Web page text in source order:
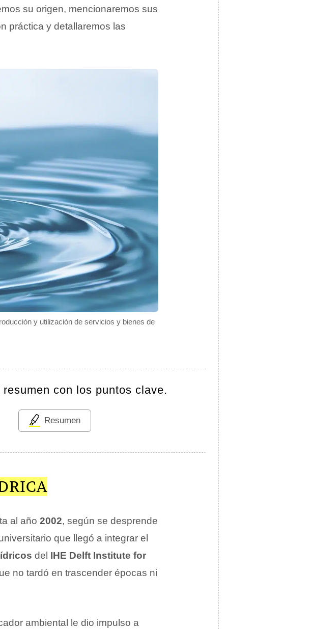
y utilización de servicios y bienes de
su origen, mencionaremos sus
práctica y detallaremos las
con los puntos clave.
Resumen
al año 2002, según se desprende
que llegó a integrar el
del IHE Delft Institute for
no tardó en trascender épocas ni
ambiental le dio impulso a